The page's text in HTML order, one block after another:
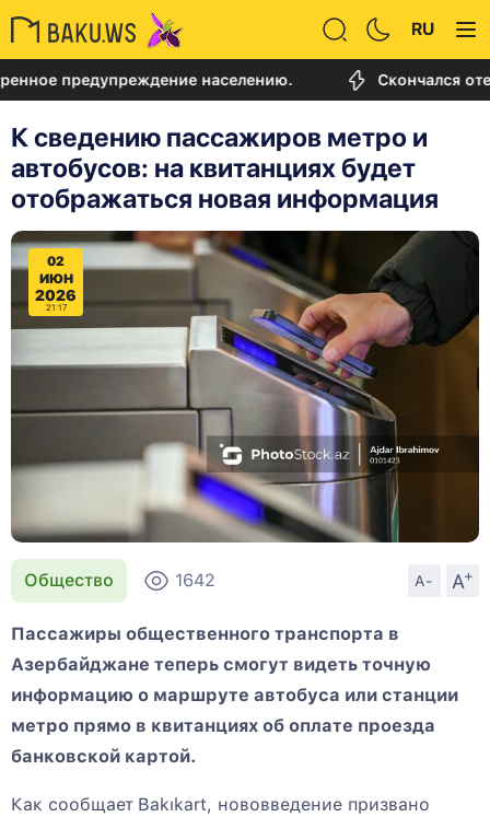
RU
населению. Скончался отец
К сведению пассажиров метро и
автобусов: на квитанциях будет
отображаться новая информация
02
ИЮН
2026
21:17
Общество 1642 A- A
+
Пассажиры общественного транспорта в
Азербайджане теперь смогут видеть точную
информацию о маршруте автобуса или станции
метро прямо в квитанциях об оплате проезда
банковской картой.
Как сообщает Bakıkart, нововведение призвано